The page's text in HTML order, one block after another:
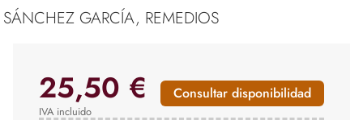
SÁNCHEZ GARCÍA, REMEDIOS
25,50 €
IVA incluido
Consultar disponibilidad